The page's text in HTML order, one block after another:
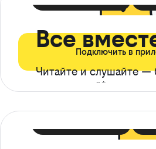
Все
Читайте и слушайте —
ограничений*
Подключить в